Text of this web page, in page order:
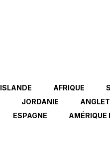
ISLANDE AFRIQUE
JORDANIE
ESPAGNE AMÉRIQUE